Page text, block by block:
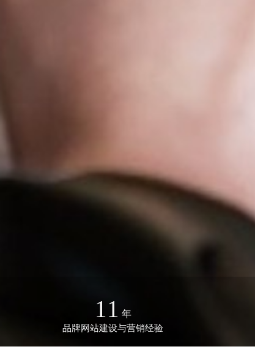
11 年
品牌网站建设与营销经验